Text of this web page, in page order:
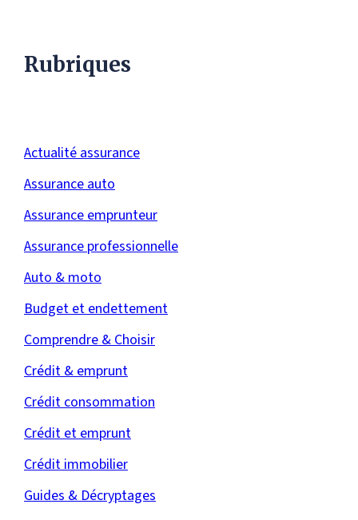
Rubriques
Actualité assurance
Assurance auto
Assurance emprunteur
Assurance professionnelle
Auto & moto
Budget et endettement
Comprendre & Choisir
Crédit & emprunt
Crédit consommation
Crédit et emprunt
Crédit immobilier
Guides & Décryptages